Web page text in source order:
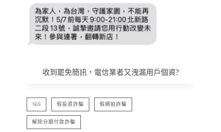
收到罷免簡訊，電信業者又洩漏用戶個資?
165 假投資詐騙 假網拍詐騙
解除分期付款詐騙